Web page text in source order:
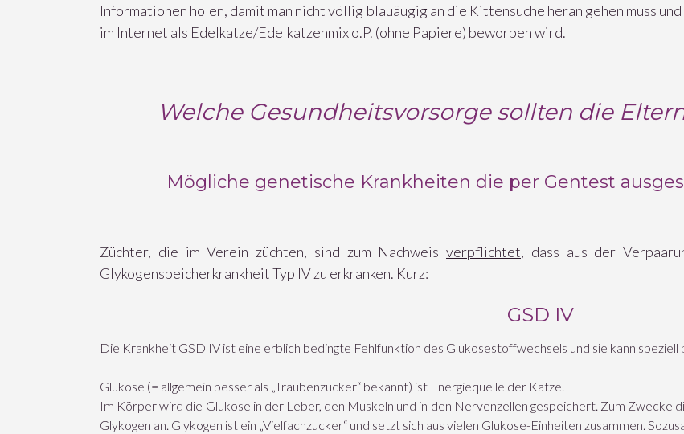
Informationen holen, damit man nicht völlig blauäugig an die Kittensuche heran gehen muss
im Internet als Edelkatze/Edelkatzenmix o.P. (ohne Papiere) beworben wird.
Welche Gesundheitsvorsorge sollten die
Mögliche genetische Krankheiten die per Gentest
Züchter, die im Verein züchten, sind zum Nachweis verpflichtet, dass aus der
Glykogenspeicherkrankheit Typ IV zu erkranken. Kurz:
GSD IV
Die Krankheit GSD IV ist eine erblich bedingte Fehlfunktion des Glukosestoffwechsels und sie kann
Glukose (= allgemein besser als „Traubenzucker“ bekannt) ist Energiequelle der Katze.
Im Körper wird die Glukose in der Leber, den Muskeln und in den Nervenzellen gespeichert. Zum Zwecke
Glykogen an. Glykogen ist ein „Vielfachzucker“ und setzt sich aus vielen Glukose-Einheiten zusammen.